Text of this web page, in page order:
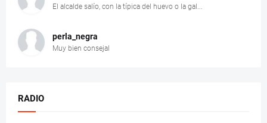
El alcalde salío, con la típica del huevo o la gal...
perla_negra
Muy bien consejal
RADIO